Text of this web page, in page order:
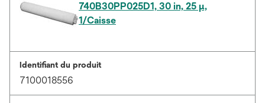
740B30PP025D1, 30 in, 25 μ,
1/Caisse
Identifiant du produit
7100018556